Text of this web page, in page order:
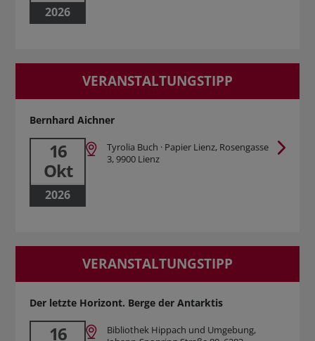
2026
VERANSTALTUNGSTIPP
Bernhard Aichner
16
Okt
2026
Tyrolia Buch · Papier Lienz, Rosengasse
3, 9900 Lienz
VERANSTALTUNGSTIPP
Der letzte Horizont. Berge der Antarktis
16
Bibliothek Hippach und Umgebung,